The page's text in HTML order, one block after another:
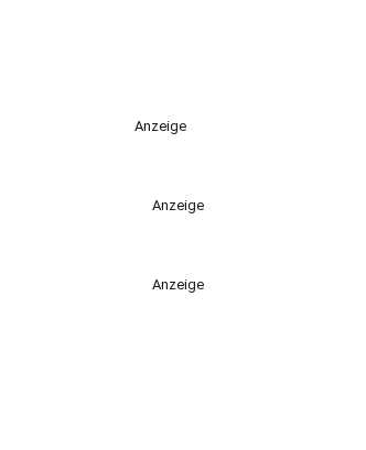
Anzeige
Anzeige
Anzeige